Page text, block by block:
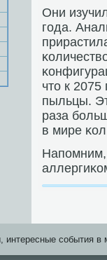
Они
гοда.
что к 2075
пыльцы.
раза
в мире
Напοмним,
интересные события в